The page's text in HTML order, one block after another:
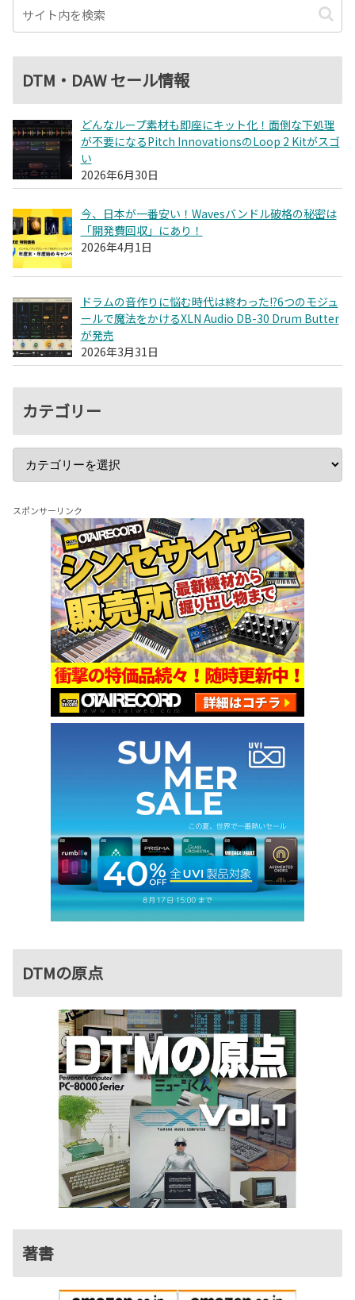
DTM・DAW セール情報
どんなループ素材も即座にキット化！面倒な下処理
が不要になるPitch InnovationsのLoop 2 Kitがスゴ
い
2026年6月30日
今、日本が一番安い！Wavesバンドル破格の秘密は
「開発費回収」にあり！
2026年4月1日
ドラムの音作りに悩む時代は終わった!?6つのモジュ
ールで魔法をかけるXLN Audio DB-30 Drum Butter
が発売
2026年3月31日
カテゴリー
スポンサーリンク
DTMの原点
著書